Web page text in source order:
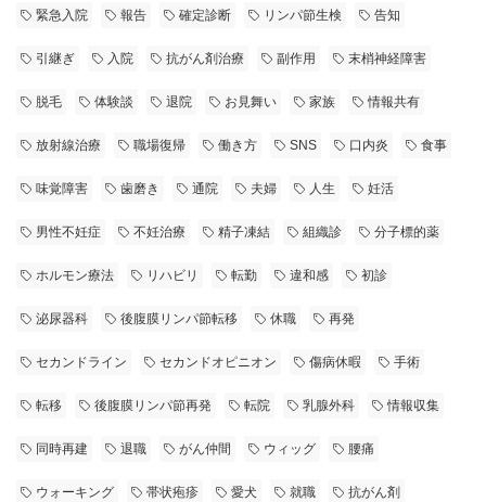
緊急入院 報告 確定診断 リンパ節生検 告知
引継ぎ 入院 抗がん剤治療 副作用 末梢神経障害
脱毛 体験談 退院 お見舞い 家族 情報共有
放射線治療 職場復帰 働き方 SNS 口内炎 食事
味覚障害 歯磨き 通院 夫婦 人生 妊活
男性不妊症 不妊治療 精子凍結 組織診 分子標的薬
ホルモン療法 リハビリ 転勤 違和感 初診
泌尿器科 後腹膜リンパ節転移 休職 再発
セカンドライン セカンドオピニオン 傷病休暇 手術
転移 後腹膜リンパ節再発 転院 乳腺外科 情報収集
同時再建 退職 がん仲間 ウィッグ 腰痛
ウォーキング 帯状疱疹 愛犬 就職 抗がん剤